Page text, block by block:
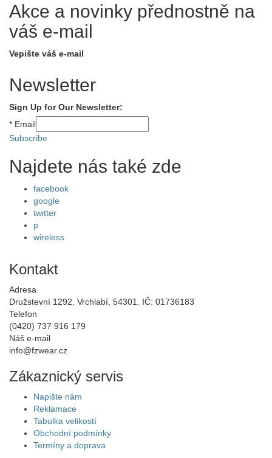
Akce a novinky přednostně na
váš e-mail
Vepište váš e-mail
Newsletter
Sign Up for Our Newsletter:
* Email
Subscribe
Najdete nás také zde
facebook
google
twitter
p
wireless
Kontakt
Adresa
Družstevní 1292, Vrchlabí, 54301. IČ: 01736183
Telefon
(0420) 737 916 179
Náš e-mail
info@fzwear.cz
Zákaznický servis
Napište nám
Reklamace
Tabulka velikostí
Obchodní podmínky
Termíny a doprava